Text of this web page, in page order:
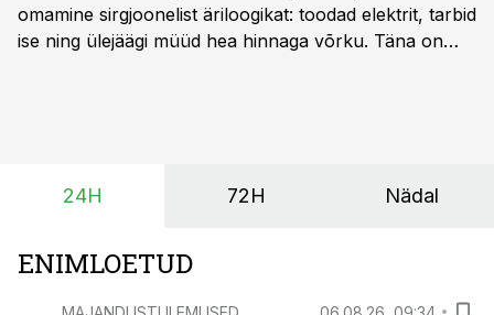
omamine sirgjoonelist äriloogikat: toodad elektrit, tarbid
ise ning ülejäägi müüd hea hinnaga võrku. Täna on
põllumajandusettevõtete jaoks üheks olulisemaks
24H 72H Nädal
ENIMLOETUD